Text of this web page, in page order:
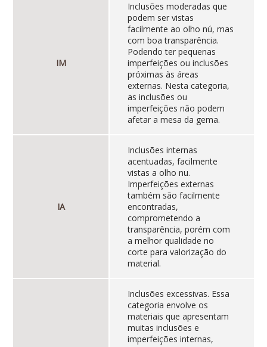
IM
Inclusões moderadas que
podem ser vistas
facilmente ao olho nú, mas
com boa transparência.
Podendo ter pequenas
imperfeições ou inclusões
próximas às áreas
externas. Nesta categoria,
as inclusões ou
imperfeições não podem
afetar a mesa da gema.
IA
Inclusões internas
acentuadas, facilmente
vistas a olho nu.
Imperfeições externas
também são facilmente
encontradas,
comprometendo a
transparência, porém com
a melhor qualidade no
corte para valorização do
material.
Inclusões excessivas. Essa
categoria envolve os
materiais que apresentam
muitas inclusões e
imperfeições internas,